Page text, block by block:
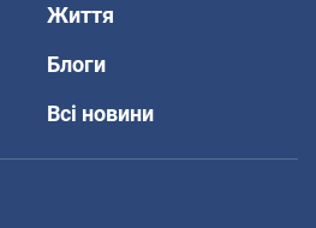
Життя
Блоги
Всі новини